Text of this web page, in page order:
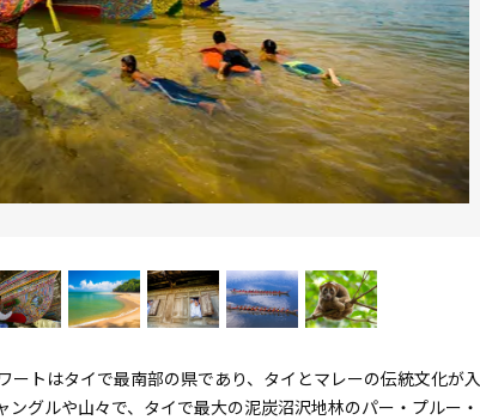
ートはタイで最南部の県であり、タイとマレーの伝統文化が入
グルや山々で、タイで最大の泥炭沼沢地林のパー・プルー・